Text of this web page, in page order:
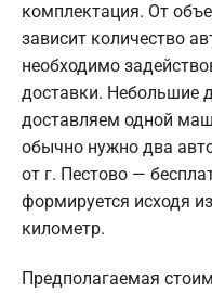
комплектация. От
зависит количество
необходимо
доставки. Небольшие
доставляем одной
обычно нужно два
от г. Пестово —
формируется исходя
километр.
Предполагаемая